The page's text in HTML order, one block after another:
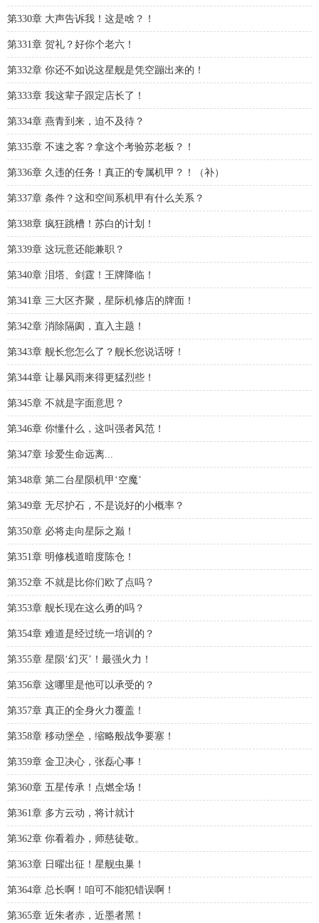
第330章 大声告诉我！这是啥？！
第331章 贺礼？好你个老六！
第332章 你还不如说这星舰是凭空蹦出来的！
第333章 我这辈子跟定店长了！
第334章 燕青到来，迫不及待？
第335章 不速之客？拿这个考验苏老板？！
第336章 久违的任务！真正的专属机甲？！（补）
第337章 条件？这和空间系机甲有什么关系？
第338章 疯狂跳槽！苏白的计划！
第339章 这玩意还能兼职？
第340章 泪塔、剑霆！王牌降临！
第341章 三大区齐聚，星际机修店的牌面！
第342章 消除隔阂，直入主题！
第343章 舰长您怎么了？舰长您说话呀！
第344章 让暴风雨来得更猛烈些！
第345章 不就是字面意思？
第346章 你懂什么，这叫强者风范！
第347章 珍爱生命远离...
第348章 第二台星陨机甲‘空魔’
第349章 无尽护石，不是说好的小概率？
第350章 必将走向星际之巅！
第351章 明修栈道暗度陈仓！
第352章 不就是比你们欧了点吗？
第353章 舰长现在这么勇的吗？
第354章 难道是经过统一培训的？
第355章 星陨‘幻灭’！最强火力！
第356章 这哪里是他可以承受的？
第357章 真正的全身火力覆盖！
第358章 移动堡垒，缩略般战争要塞！
第359章 金卫决心，张磊心事！
第360章 五星传承！点燃全场！
第361章 多方云动，将计就计
第362章 你看着办，师慈徒敬。
第363章 日曜出征！星舰虫巢！
第364章 总长啊！咱可不能犯错误啊！
第365章 近朱者赤，近墨者黑！